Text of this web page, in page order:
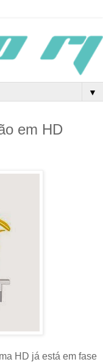
▼
em HD
HD já está em fase